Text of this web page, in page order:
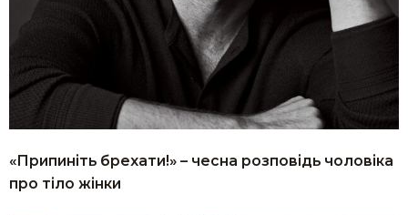
«Припиніть брехати!» – чесна розповідь чоловіка
про тіло жінки